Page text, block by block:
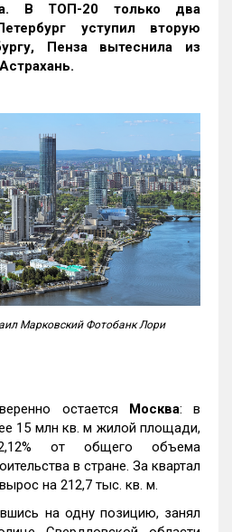
В ТОП-20 только два
уступил вторую
Пенза вытеснила из
Марковский Фотобанк Лори
остается
Москва: в
15 млн кв. м жилой площади,
от общего объема
в стране. За квартал
на 212,7 тыс. кв. м.
на одну позицию, занял